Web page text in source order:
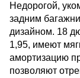
Недорогой,
задним
дизайном. 18
1,95, имеют
амортизацию
позволяют